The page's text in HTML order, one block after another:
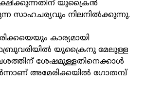
യുക്രൈൻ
സാഹചര്യവും നിലനിൽക്കുന്നു.
കാര്യമായി
ഫെബ്രുവരിയിൽ യുക്രൈനു മേലുള്ള
ശേഷമുള്ളതിനെക്കാൾ
അമേരിക്കയിൽ ഗോതമ്പ്